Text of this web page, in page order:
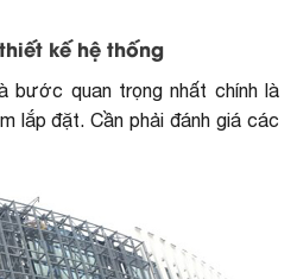
kế hệ thống
bước quan trọng nhất chính là
lắp đặt. Cần phải đánh giá các